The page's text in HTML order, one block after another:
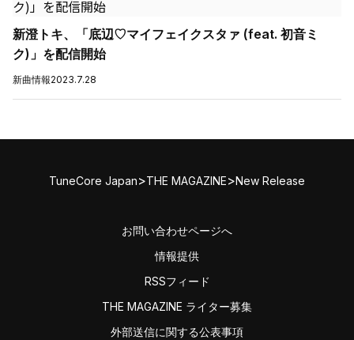
新澄トキ、「底辺♡マイフェイクスタァ (feat. 初音ミ
ク)」を配信開始
新曲情報2023.7.28
TuneCore Japan>THE MAGAZINE>New Release
お問い合わせページへ
情報提供
RSSフィード
THE MAGAZINE ライター募集
外部送信に関する公表事項